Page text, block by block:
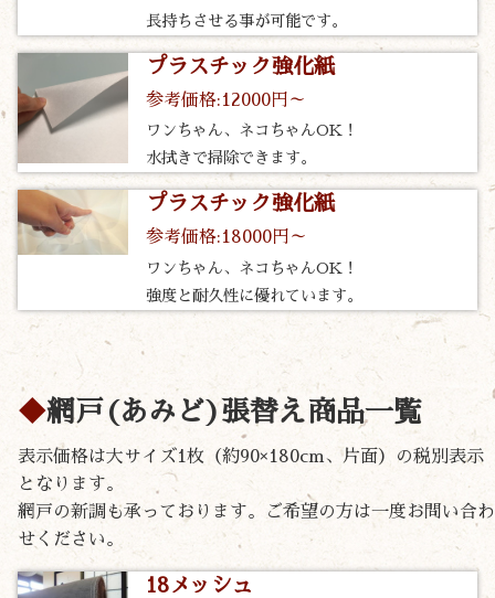
長持ちさせる事が可能です。
プラスチック強化紙
参考価格:12000円～
ワンちゃん、ネコちゃんOK！
水拭きで掃除できます。
プラスチック強化紙
参考価格:18000円～
ワンちゃん、ネコちゃんOK！
強度と耐久性に優れています。
網戸(あみど)張替え商品一覧
表示価格は大サイズ1枚（約90×180cm、片面）の税別表示
となります。
網戸の新調も承っております。ご希望の方は一度お問い合わ
せください。
18メッシュ